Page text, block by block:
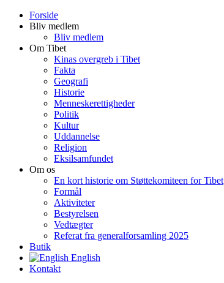
Forside
Bliv medlem
Bliv medlem
Om Tibet
Kinas overgreb i Tibet
Fakta
Geografi
Historie
Menneskerettigheder
Politik
Kultur
Uddannelse
Religion
Eksilsamfundet
Om os
En kort historie om Støttekomiteen for Tibet
Formål
Aktiviteter
Bestyrelsen
Vedtægter
Referat fra generalforsamling 2025
Butik
English
Kontakt